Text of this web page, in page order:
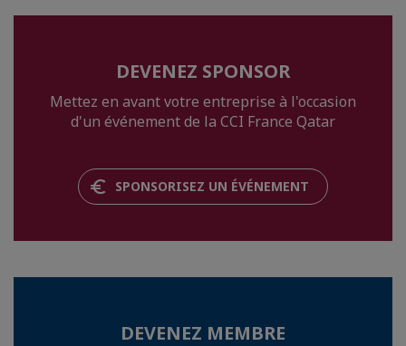
DEVENEZ SPONSOR
Mettez en avant votre entreprise à l'occasion
d'un événement de la CCI France Qatar
SPONSORISEZ UN ÉVÉNEMENT
DEVENEZ MEMBRE